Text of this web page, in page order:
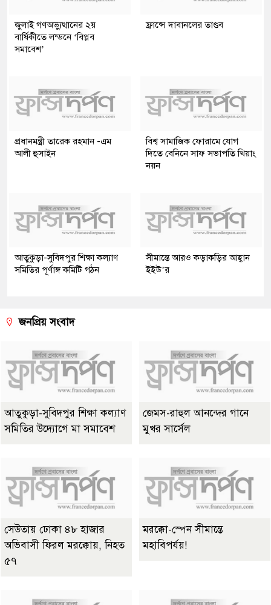
জুলাই গণঅভ্যুত্থানের ২য়
বার্ষিকীতে লন্ডনে ‘বিপ্লব
সমাবেশ’
ফ্রান্সে দাবানলের তাণ্ডব
প্রধানমন্ত্রী তারেক রহমান -এম
আলী হুসাইন
বিশ্ব সামাজিক ফোরামে যোগ
দিতে বেনিনে সাফ সভাপতি খিয়াং
নয়ন
আতুকুড়া-সুবিদপুর শিক্ষা কল্যাণ
সমিতির পূর্ণাঙ্গ কমিটি গঠন
সীমান্তে আরও কড়াকড়ির আহ্বান
ইইউ’র
জনপ্রিয় সংবাদ
আতুকুড়া-সুবিদপুর শিক্ষা কল্যাণ
সমিতির উদ্যোগে মা সমাবেশ
জেমস-রাহুল আনন্দের গানে
মুখর সার্সেল
সেউতায় ঢোকা ৪৮ হাজার
অভিবাসী ফিরল মরক্কোয়, নিহত
৫৭
মরক্কো-স্পেন সীমান্তে
মহাবিপর্যয়!